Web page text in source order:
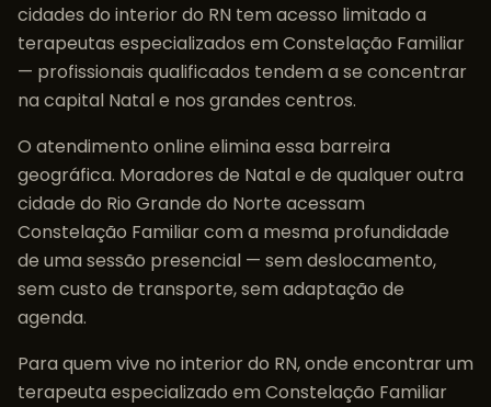
cidades do interior do RN tem acesso limitado a
terapeutas especializados em Constelação Familiar
— profissionais qualificados tendem a se concentrar
na capital Natale nos grandes centros.
O atendimento online elimina essa barreira
geográfica. Moradores de Natale de qualquer outra
cidade do Rio Grande do Norte acessam
Constelação Familiarcom a mesma profundidade
de uma sessão presencial — sem deslocamento,
sem custo de transporte, sem adaptação de
agenda.
Para quem vive no interior do RN, onde encontrar um
terapeuta especializado em Constelação Familiar